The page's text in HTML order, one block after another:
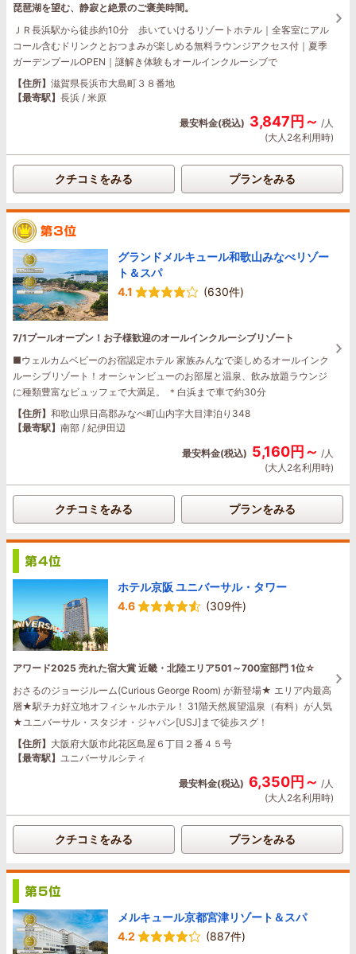
琵琶湖を望む、静寂と絶景のご褒美時間。
ＪＲ長浜駅から徒歩約10分 歩いていけるリゾートホテル｜全客室にアル
コール含むドリンクとおつまみが楽しめる無料ラウンジアクセス付｜夏季
ガーデンプールOPEN｜謎解き体験もオールインクルーシブで
【住所】 滋賀県長浜市大島町３８番地
【最寄駅】 長浜 / 米原
最安料金(税込) 3,847円～ /人
(大人2名利用時)
クチコミをみる プランをみる
グランドメルキュール和歌山みなべリゾー
ト＆スパ
4.1
(630件)
7/1プールオープン！お子様歓迎のオールインクルーシブリゾート
■ウェルカムベビーのお宿認定ホテル 家族みんなで楽しめるオールインク
ルーシブリゾート！オーシャンビューのお部屋と温泉、飲み放題ラウンジ
に種類豊富なビュッフェで大満足。 ＊白浜まで車で約30分
【住所】 和歌山県日高郡みなべ町山内字大目津泊り348
【最寄駅】 南部 / 紀伊田辺
最安料金(税込) 5,160円～ /人
(大人2名利用時)
クチコミをみる プランをみる
ホテル京阪 ユニバーサル・タワー
4.6
(309件)
アワード2025 売れた宿大賞 近畿・北陸エリア501～700室部門 1位☆
おさるのジョージルーム(Curious George Room) が新登場★ エリア内最高
層★駅チカ好立地オフィシャルホテル！ 31階天然展望温泉（有料）が人気
★ユニバーサル・スタジオ・ジャパン[USJ]まで徒歩スグ！
【住所】 大阪府大阪市此花区島屋６丁目２番４５号
【最寄駅】 ユニバーサルシティ
最安料金(税込) 6,350円～ /人
(大人2名利用時)
クチコミをみる プランをみる
メルキュール京都宮津リゾート＆スパ
4.2
(887件)